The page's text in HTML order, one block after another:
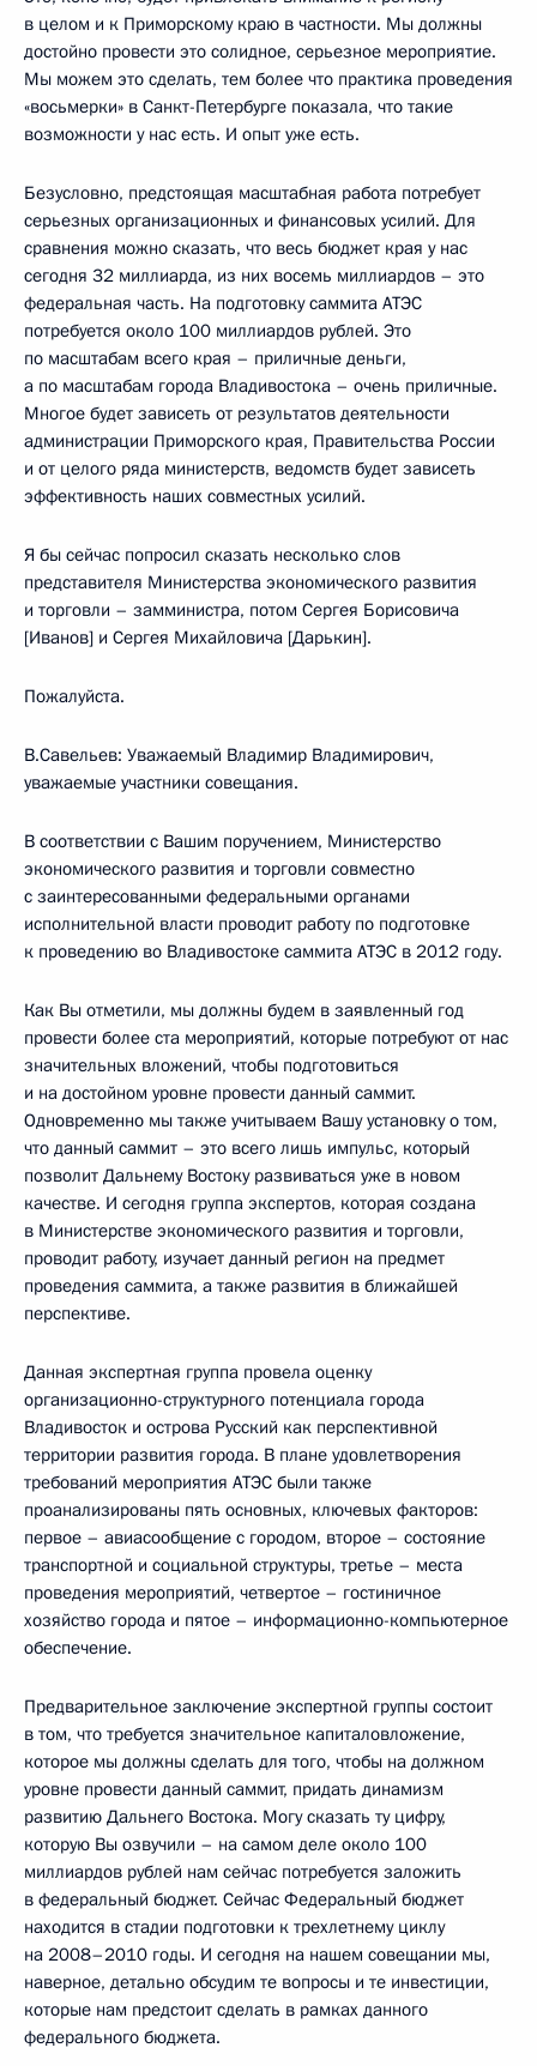
в целом и к Приморскому краю в частности. Мы должны
достойно провести это солидное, серьезное мероприятие.
Мы можем это сделать, тем более что практика проведения
«восьмерки» в Санкт-Петербурге показала, что такие
возможности у нас есть. И опыт уже есть.
Безусловно, предстоящая масштабная работа потребует
серьезных организационных и финансовых усилий. Для
сравнения можно сказать, что весь бюджет края у нас
сегодня 32 миллиарда, из них восемь миллиардов – это
федеральная часть. На подготовку саммита АТЭС
потребуется около 100 миллиардов рублей. Это
по масштабам всего края – приличные деньги,
а по масштабам города Владивостока – очень приличные.
Многое будет зависеть от результатов деятельности
администрации Приморского края, Правительства России
и от целого ряда министерств, ведомств будет зависеть
эффективность наших совместных усилий.
Я бы сейчас попросил сказать несколько слов
представителя Министерства экономического развития
и торговли – замминистра, потом Сергея Борисовича
[Иванов] и Сергея Михайловича [Дарькин].
Пожалуйста.
В.Савельев: Уважаемый Владимир Владимирович,
уважаемые участники совещания.
В соответствии с Вашим поручением, Министерство
экономического развития и торговли совместно
с заинтересованными федеральными органами
исполнительной власти проводит работу по подготовке
к проведению во Владивостоке саммита АТЭС в 2012 году.
Как Вы отметили, мы должны будем в заявленный год
провести более ста мероприятий, которые потребуют от нас
значительных вложений, чтобы подготовиться
и на достойном уровне провести данный саммит.
Одновременно мы также учитываем Вашу установку о том,
что данный саммит – это всего лишь импульс, который
позволит Дальнему Востоку развиваться уже в новом
качестве. И сегодня группа экспертов, которая создана
в Министерстве экономического развития и торговли,
проводит работу, изучает данный регион на предмет
проведения саммита, а также развития в ближайшей
перспективе.
Данная экспертная группа провела оценку
организационно-структурного потенциала города
Владивосток и острова Русский как перспективной
территории развития города. В плане удовлетворения
требований мероприятия АТЭС были также
проанализированы пять основных, ключевых факторов:
первое – авиасообщение с городом, второе – состояние
транспортной и социальной структуры, третье – места
проведения мероприятий, четвертое – гостиничное
хозяйство города и пятое – информационно-компьютерное
обеспечение.
Предварительное заключение экспертной группы состоит
в том, что требуется значительное капиталовложение,
которое мы должны сделать для того, чтобы на должном
уровне провести данный саммит, придать динамизм
развитию Дальнего Востока. Могу сказать ту цифру,
которую Вы озвучили – на самом деле около 100
миллиардов рублей нам сейчас потребуется заложить
в федеральный бюджет. Сейчас Федеральный бюджет
находится в стадии подготовки к трехлетнему циклу
на 2008–2010 годы. И сегодня на нашем совещании мы,
наверное, детально обсудим те вопросы и те инвестиции,
которые нам предстоит сделать в рамках данного
федерального бюджета.